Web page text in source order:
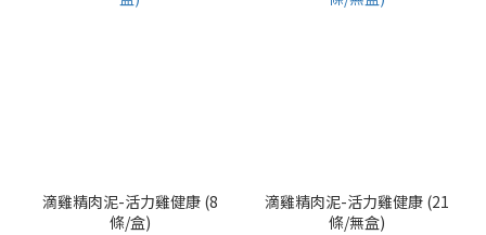
滴雞精肉泥-活力雞健康 (8
條/盒)
滴雞精肉泥-活力雞健康 (21
條/無盒)